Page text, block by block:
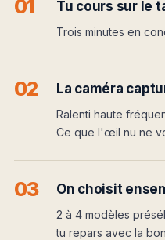
01 Tu cours sur le
Trois minutes en
02 La caméra
Ralenti haute
Ce que l'œil nu ne
03 On choisit
2 à 4 modèles
tu repars avec la